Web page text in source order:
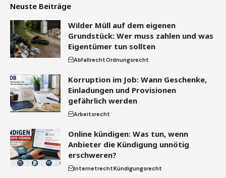
Neuste Beiträge
Wilder Müll auf dem eigenen
Grundstück: Wer muss zahlen und was
Eigentümer tun sollten
AbfallrechtOrdnungsrecht
Korruption im Job: Wann Geschenke,
Einladungen und Provisionen
gefährlich werden
Arbeitsrecht
Online kündigen: Was tun, wenn
Anbieter die Kündigung unnötig
erschweren?
InternetrechtKündigungsrecht